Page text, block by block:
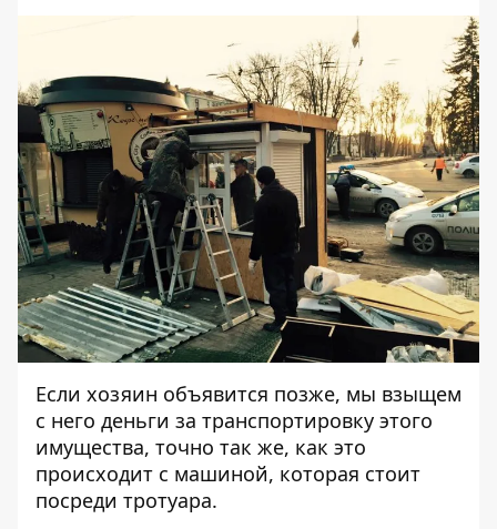
Если хозяин объявится позже, мы взыщем
с него деньги за транспортировку этого
имущества, точно так же, как это
происходит с машиной, которая стоит
посреди тротуара.